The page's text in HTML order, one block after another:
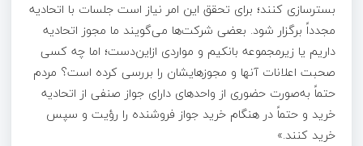
بسترسازی کنند؛ برای تحقق این امر نیاز است جلسات با اتحادیه
مجدداً برگزار شود. بعضی شرکت‌ها می‌گویند ما مجوز اتحادیه
داریم یا زیرمجموعه بانکیم و مواردی ازاین‌دست؛ اما چه کسی
صحبت اعلانات آنها و مجوزهایشان را بررسی کرده است؟ مردم
حتماً به‌صورت حضوری از واحد‌های دارای جواز صنفی از اتحادیه
خرید و حتماً در هنگام خرید جواز فروشنده را رؤیت و سپس
خرید کنند.»